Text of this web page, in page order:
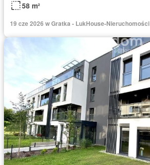
58 m²
19 cze 2026 w Gratka - LukHouse-Nieruchomości